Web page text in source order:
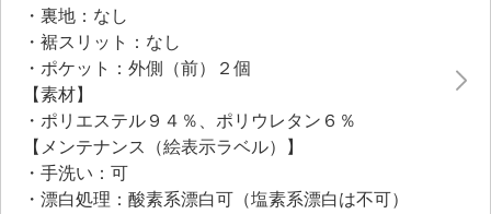
・裏地：なし
・裾スリット：なし
・ポケット：外側（前）２個
【素材】
・ポリエステル９４％、ポリウレタン６％
【メンテナンス（絵表示ラベル）】
・手洗い：可
・漂白処理：酸素系漂白可（塩素系漂白は不可）